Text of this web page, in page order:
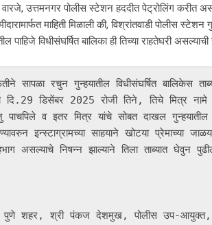
उत्तमनगर पोलीस स्टेशन हददीत पेट्रोलिंग करीत
माहिती मिळाली की, विश्रांतवाडी पोलीस
विधीसंघर्षित बालिका ही तिच्या राहतेघरी असल्याची
सापळा रचुन गुन्हयातील विधीसंघर्षित बालिकेस
दि.29 डिसेंबर 2025 रोजी तिने, तिचे मित्र
व इतर मित्र यांचे सोबत दाखल
इन्स्टाग्रामच्या साहयाने खोटया प्रेमाच्या
असल्याचे निषन्न झाल्याने तिला ताब्यात घेवुन
पुणे शहर, श्री पंकज देशमुख, पोलीस उप-